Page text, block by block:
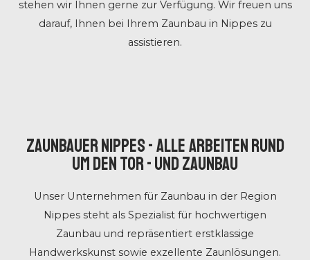
stehen wir Ihnen gerne zur Verfügung. Wir freuen uns
darauf, Ihnen bei Ihrem Zaunbau in Nippes zu
assistieren.
ZAUNBAUER NIPPES - ALLE ARBEITEN RUND
UM DEN TOR - UND ZAUNBAU
Unser Unternehmen für Zaunbau in der Region
Nippes steht als Spezialist für hochwertigen
Zaunbau und repräsentiert erstklassige
Handwerkskunst sowie exzellente Zaunlösungen.